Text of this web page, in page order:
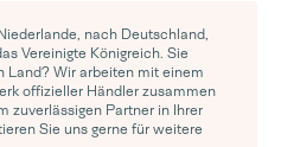
nach Deutschland,
Vereinigte Königreich. Sie
Land? Wir arbeiten mit einem
offizieller Händler zusammen
zuverlässigen Partner in Ihrer
Sie uns gerne für weitere